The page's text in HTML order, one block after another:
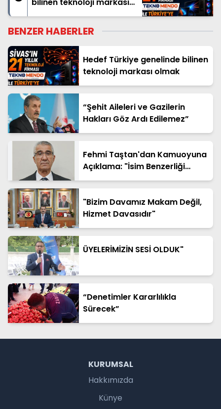
olmak
BENZER HABERLER
Hedef Türkiye genelinde bilinen
teknoloji markası olmak
“Şehit Aileleri ve Gazilerin
Hakları Göz Ardı Edilemez”
Fehmi Taştan'dan Kamuoyuna
Açıklama: "İsim Benzerliği
Nedeniyle Hatalı Haberde Yer
"Bizim Davamız Makam Değil,
Hizmet Davasıdır"
ÜYELERİMİZİN SESİ OLDUK"
“Denetimler Kararlılıkla
Sürecek”
KURUMSAL
Hakkımızda
Künye